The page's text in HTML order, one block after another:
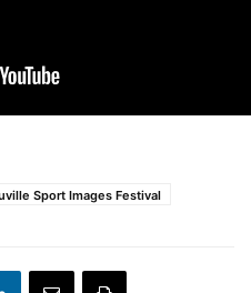
Sport Images Festival